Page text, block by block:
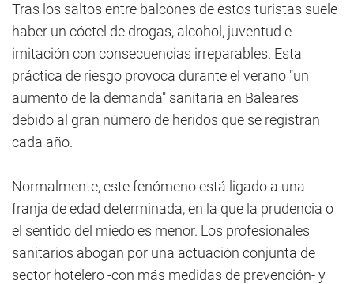
Tras los saltos entre balcones de estos turistas suele
haber un cóctel de drogas, alcohol, juventud e
imitación con consecuencias irreparables. Esta
práctica de riesgo provoca durante el verano "un
aumento de la demanda" sanitaria en Baleares
debido al gran número de heridos que se registran
cada año.
Normalmente, este fenómeno está ligado a una
franja de edad determinada, en la que la prudencia o
el sentido del miedo es menor. Los profesionales
sanitarios abogan por una actuación conjunta de
sector hotelero -con más medidas de prevención- y